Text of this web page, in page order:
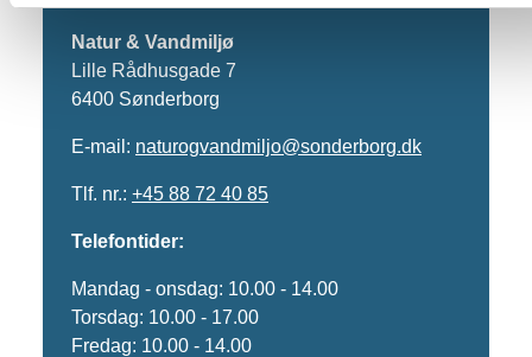
Natur & Vandmiljø
Lille Rådhusgade 7
6400 Sønderborg
E-mail: naturogvandmiljo@sonderborg.dk
Tlf. nr.: +45 88 72 40 85
Telefontider:
Mandag - onsdag: 10.00 - 14.00
Torsdag: 10.00 - 17.00
Fredag: 10.00 - 14.00